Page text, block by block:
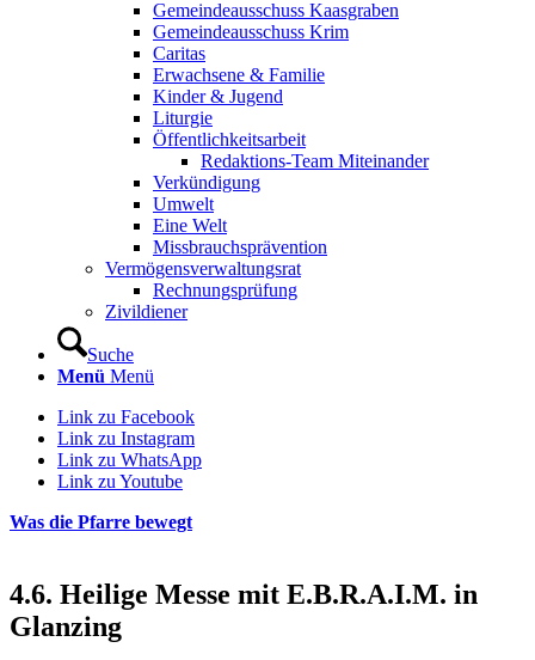
Gemeindeausschuss Kaasgraben
Gemeindeausschuss Krim
Caritas
Erwachsene & Familie
Kinder & Jugend
Liturgie
Öffentlichkeitsarbeit
Redaktions-Team Miteinander
Verkündigung
Umwelt
Eine Welt
Missbrauchsprävention
Vermögensverwaltungsrat
Rechnungsprüfung
Zivildiener
Suche
Menü Menü
Link zu Facebook
Link zu Instagram
Link zu WhatsApp
Link zu Youtube
Was die Pfarre bewegt
4.6. Heilige Messe mit E.B.R.A.I.M. in
Glanzing